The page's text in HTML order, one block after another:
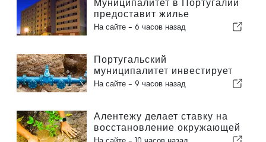
Муниципалитет в Португалии
предоставит жилье
гражданам
На сайте - 6 часов назад
Португальский
муниципалитет инвестирует
более 190 000 евро в систему
На сайте - 9 часов назад
Алентежу делает ставку на
восстановление окружающей
среды за счет европейских